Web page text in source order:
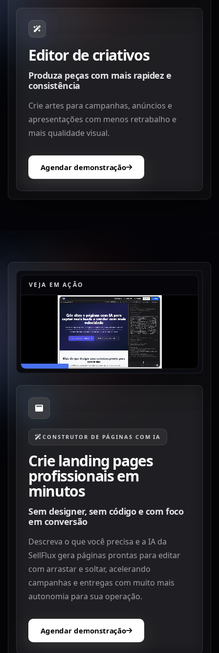
Editor de criativos
Produza peças com mais rapidez e
consistência
Crie artes para campanhas, anúncios e
apresentações com menos retrabalho e
mais qualidade visual.
Agendar demonstração
CONSTRUTOR DE PÁGINAS COM IA
Crie landing pages
profissionais em
minutos
Sem designer, sem código e com foco
em conversão
Descreva o que você precisa e a IA da
SellFlux gera páginas prontas para editar
com arrastar e soltar, acelerando
campanhas e entregas com muito mais
autonomia para sua operação.
Agendar demonstração
VEJA EM AÇÃO